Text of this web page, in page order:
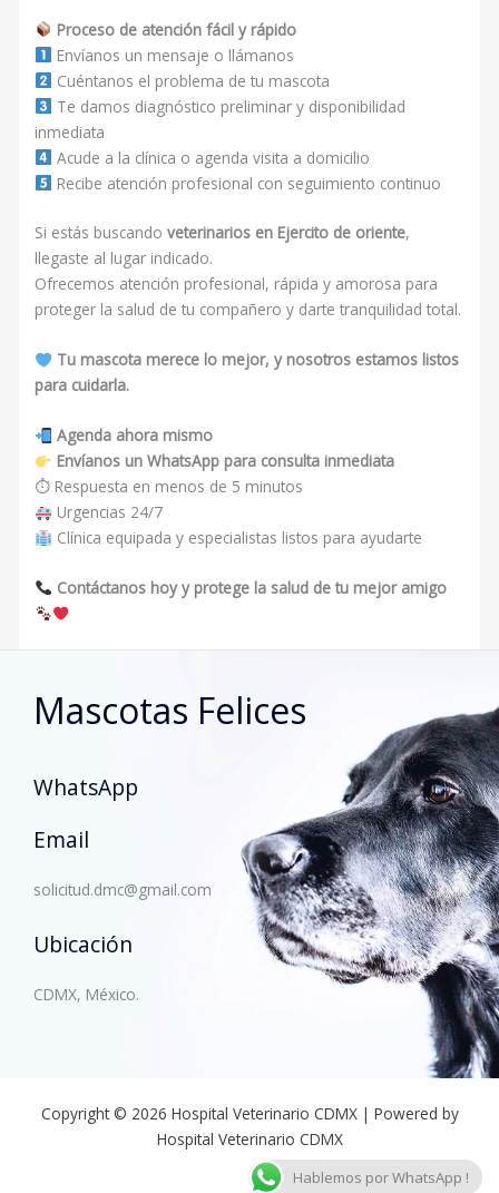
Proceso de atención fácil y rápido
Envíanos un mensaje o llámanos
Cuéntanos el problema de tu mascota
Te damos diagnóstico preliminar y disponibilidad
inmediata
Acude a la clínica o agenda visita a domicilio
Recibe atención profesional con seguimiento continuo
Si estás buscandoveterinarios en Ejercito de oriente,
llegaste al lugar indicado.
Ofrecemos atención profesional, rápida y amorosa para
proteger la salud de tu compañero y darte tranquilidad total.
Tu mascota merece lo mejor, y nosotros estamos listos
para cuidarla.
Agenda ahora mismo
Envíanos un WhatsApp para consulta inmediata
⏱ Respuesta en menos de 5 minutos
Urgencias 24/7
Clínica equipada y especialistas listos para ayudarte
Contáctanos hoy y protege la salud de tu mejor amigo
Mascotas Felices
WhatsApp
Email
solicitud.dmc@gmail.com
Ubicación
CDMX, México.
Copyright © 2026 Hospital Veterinario CDMX | Powered by
Hospital Veterinario CDMX
Hablemos por WhatsApp !